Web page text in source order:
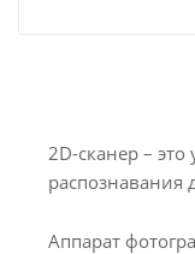
2D-сканер –
Аппарат